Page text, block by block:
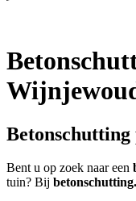
Bent u op zoek naar een
tuin? Bij